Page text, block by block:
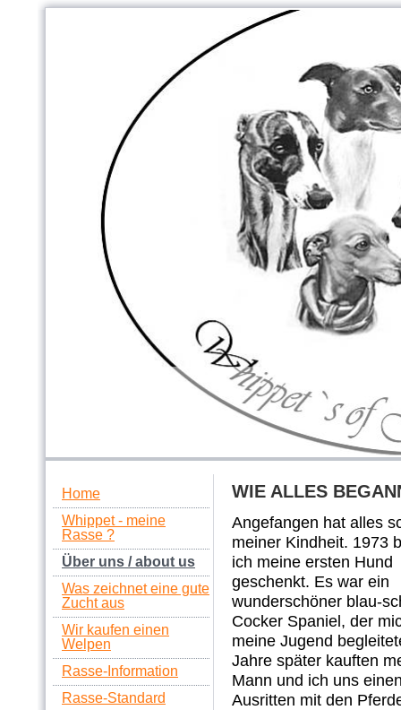
Home
Whippet - meine
Rasse ?
Über uns / about us
Was zeichnet eine gute
Zucht aus
Wir kaufen einen
Welpen
Rasse-Information
Rasse-Standard
WIE ALLES
Angefangen hat alles
meiner Kindheit. 1973
ich meine ersten Hund
geschenkt. Es war ein
wunderschöner blau-
Cocker Spaniel, der
meine Jugend
Jahre später kauften
Mann und ich uns
Ausritten mit den